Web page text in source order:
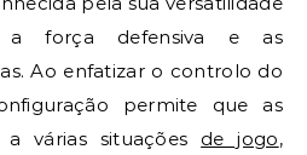
a força defensiva e as
Ao enfatizar o controlo do
permite que as
várias situações de jogo,